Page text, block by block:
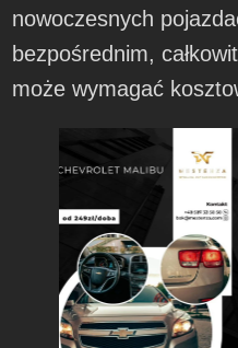
nowoczesnych
bezpośrednim,
może wymagać